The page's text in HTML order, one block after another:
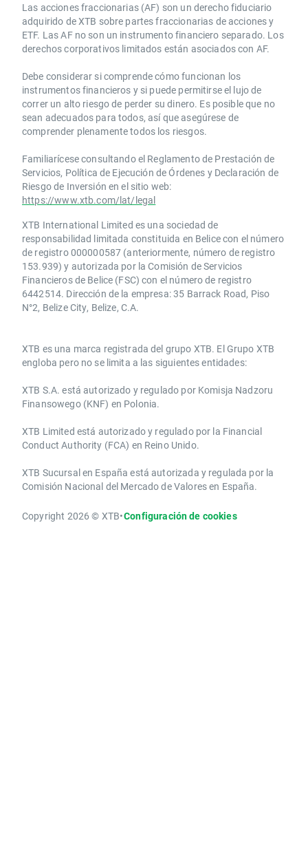
Las acciones fraccionarias (AF) son un derecho fiduciario
adquirido de XTB sobre partes fraccionarias de acciones y
ETF. Las AF no son un instrumento financiero separado. Los
derechos corporativos limitados están asociados con AF.
Debe considerar si comprende cómo funcionan los
instrumentos financieros y si puede permitirse el lujo de
correr un alto riesgo de perder su dinero. Es posible que no
sean adecuados para todos, así que asegúrese de
comprender plenamente todos los riesgos.
Familiarícese consultando el Reglamento de Prestación de
Servicios, Política de Ejecución de Órdenes y Declaración de
Riesgo de Inversión en el sitio web:
https://www.xtb.com/lat/legal
XTB International Limited es una sociedad de
responsabilidad limitada constituida en Belice con el número
de registro 000000587 (anteriormente, número de registro
153.939) y autorizada por la Comisión de Servicios
Financieros de Belice (FSC) con el número de registro
6442514. Dirección de la empresa: 35 Barrack Road, Piso
N°2, Belize City, Belize, C.A.
​​XTB es una marca registrada del grupo XTB. El Grupo XTB
engloba pero no se limita a las siguientes entidades:
XTB S.A.​ está autorizado y regulado por Komisja Nadzoru
Finansowego (KNF) ​en Polonia.
XTB Limited ​está autorizado y regulado por la ​Financial
Conduct Authority ​(FCA) en ​​Reino Unido.
XTB Sucursal en España está autorizada y regulada por la
Comisión Nacional del Mercado de Valores en España.
Copyright 2026 © XTB•Configuración de cookies